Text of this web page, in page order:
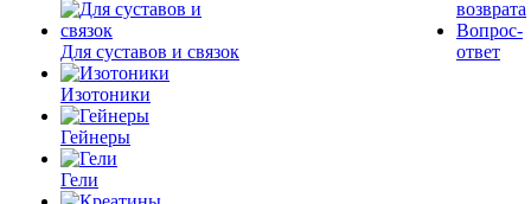
Для суставов и связок
Изотоники
Гейнеры
Гели
возврата
Вопрос-
ответ